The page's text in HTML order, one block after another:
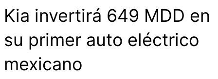
Kia invertirá 649 MDD en
su primer auto eléctrico
mexicano